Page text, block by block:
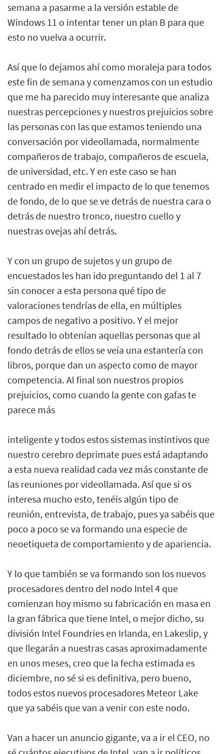
semana a pasarme a la versión estable de
Windows 11 o intentar tener un plan B para que
esto no vuelva a ocurrir.
Así que lo dejamos ahí como moraleja para todos
este fin de semana y comenzamos con un estudio
que me ha parecido muy interesante que analiza
nuestras percepciones y nuestros prejuicios sobre
las personas con las que estamos teniendo una
conversación por videollamada, normalmente
compañeros de trabajo, compañeros de escuela,
de universidad, etc. Y en este caso se han
centrado en medir el impacto de lo que tenemos
de fondo, de lo que se ve detrás de nuestra cara o
detrás de nuestro tronco, nuestro cuello y
nuestras ovejas ahí detrás.
Y con un grupo de sujetos y un grupo de
encuestados les han ido preguntando del 1 al 7
sin conocer a esta persona qué tipo de
valoraciones tendrías de ella, en múltiples
campos de negativo a positivo. Y el mejor
resultado lo obtenían aquellas personas que al
fondo detrás de ellos se veía una estantería con
libros, porque dan un aspecto como de mayor
competencia. Al final son nuestros propios
prejuicios, como cuando la gente con gafas te
parece más
inteligente y todos estos sistemas instintivos que
nuestro cerebro deprimate pues está adaptando
a esta nueva realidad cada vez más constante de
las reuniones por videollamada. Así que si os
interesa mucho esto, tenéis algún tipo de
reunión, entrevista, de trabajo, pues ya sabéis que
poco a poco se va formando una especie de
neoetiqueta de comportamiento y de apariencia.
Y lo que también se va formando son los nuevos
procesadores dentro del nodo Intel 4 que
comienzan hoy mismo su fabricación en masa en
la gran fábrica que tiene Intel, o mejor dicho, su
división Intel Foundries en Irlanda, en Lakeslip, y
que llegarán a nuestras casas aproximadamente
en unos meses, creo que la fecha estimada es
diciembre, no sé si es definitiva, pero bueno,
todos estos nuevos procesadores Meteor Lake
que ya sabéis que van a venir con este nodo.
Van a hacer un anuncio gigante, va a ir el CEO, no